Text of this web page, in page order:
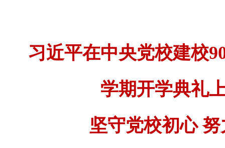
习近平在中央党校建校
学期开学典礼
坚守党校初心